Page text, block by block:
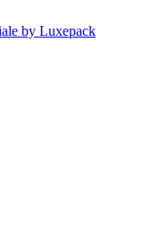
by Luxepack